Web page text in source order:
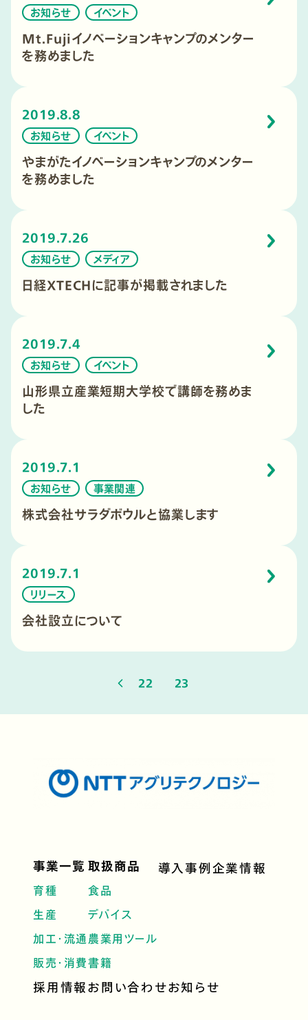
Mt.Fujiイノベーションキャンプのメンター
を務めました
お知らせ イベント
やまがたイノベーションキャンプのメンター
を務めました
2019.8.8
お知らせ イベント
日経ＸTECHに記事が掲載されました
2019.7.26
お知らせ メディア
山形県立産業短期大学校で講師を務めま
した
2019.7.4
お知らせ イベント
株式会社サラダボウルと協業します
2019.7.1
お知らせ 事業関連
会社設立について
2019.7.1
リリース
22 23
事業一覧
育種
生産
加工・流通
販売・消費
取扱商品
食品
デバイス
農業用ツール
書籍
導入事例企業情報
採用情報お問い合わせお知らせ